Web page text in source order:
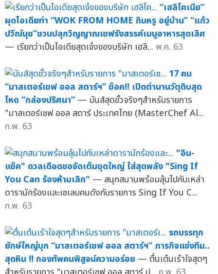
“เฮลิโคเนีย”
ผุดไอเดียทำ “WOK FROM HOME กินหรู อยู่บ้าน” “แก้ว
ปวีณ์นุช”ชวนปลุกวิญญาณเชฟรังสรรค์เมนูอาหารสุดเลิศ
— เรียกว่าเป็นไอเดียสุดเจ๋งของบริษัท เฮลิ... พ.ค. 63
17 คน
“มาสเตอร์เชฟ ออล สตาร์ฯ” ช็อค!! เปิดตำนานวัตุดิบสุด
โหด “กล่องปริศนา” — มันส์สุดขั้วจริงๆสำหรับรายการ
"มาสเตอร์เชฟ ออล สตาร์ ประเทศไทย (MasterChef Al...
ก.พ. 63
"อิน-
แซ็ค" ดวลเดือดขอจัดเต็มชุดใหญ่ ใส่สุดพลัง "Sing If
You Can ร้องห้ามเลิก" — สนุกสนานพร้อมลุ้นไปกับเหล่า
ดารานักร้องและเซเลบคนดังกับรายการ Sing If You C...
ก.พ. 63
รถบรรทุก
ยักษ์ใหญ่บุก “มาสเตอร์เชฟ ออล สตาร์ฯ” ภารกิจแข่งทีม..
สุดหิน !! กองทัพคนพิสูจน์ความอร่อย — ตื่นเต้นเร้าใจสุดๆ